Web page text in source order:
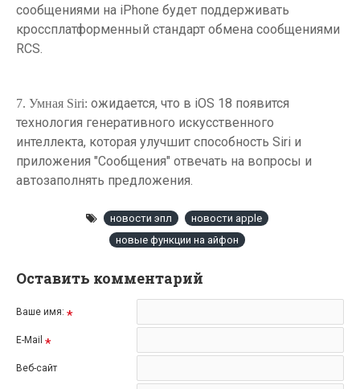
сообщениями на iPhone будет поддерживать
кроссплатформенный стандарт обмена сообщениями
RCS.
7. Умная Siri: ожидается, что в iOS 18 появится
технология генеративного искусственного
интеллекта, которая улучшит способность Siri и
приложения "Сообщения" отвечать на вопросы и
автозаполнять предложения.
новости эпл
новости apple
новые функции на айфон
Оставить комментарий
Ваше имя:
E-Mail
Веб-сайт